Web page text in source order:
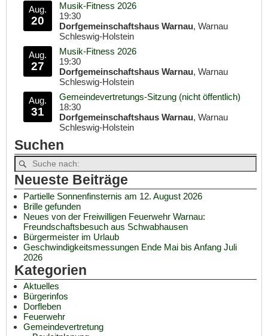
Aug.
20
Musik-Fitness 2026
19:30
Dorfgemeinschaftshaus Warnau, Warnau
Schleswig-Holstein
Aug.
27
Musik-Fitness 2026
19:30
Dorfgemeinschaftshaus Warnau, Warnau
Schleswig-Holstein
Aug.
31
Gemeindevertretungs-Sitzung (nicht öffentlich)
18:30
Dorfgemeinschaftshaus Warnau, Warnau
Schleswig-Holstein
Suchen
Neueste Beiträge
Partielle Sonnenfinsternis am 12. August 2026
Brille gefunden
Neues von der Freiwilligen Feuerwehr Warnau:
Freundschaftsbesuch aus Schwabhausen
Bürgermeister im Urlaub
Geschwindigkeitsmessungen Ende Mai bis Anfang Juli
2026
Kategorien
Aktuelles
Bürgerinfos
Dorfleben
Feuerwehr
Gemeindevertretung